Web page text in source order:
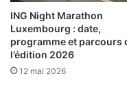
ING Night Marathon
Luxembourg : date,
programme et parcours
l’édition 2026
12 mai 2026